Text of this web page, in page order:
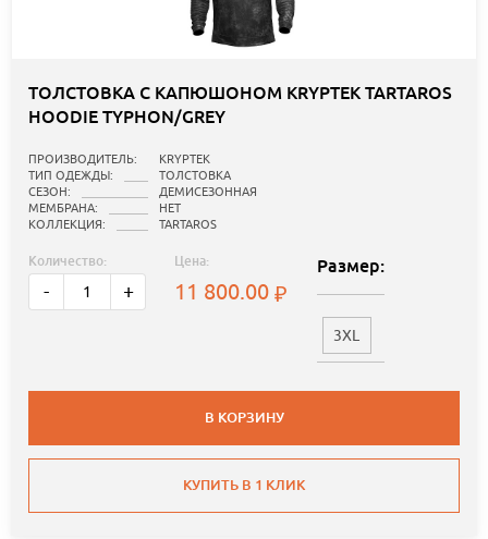
ТОЛСТОВКА С КАПЮШОНОМ KRYPTEK TARTAROS
HOODIE TYPHON/GREY
ПРОИЗВОДИТЕЛЬ:
KRYPTEK
ТИП ОДЕЖДЫ:
ТОЛСТОВКА
СЕЗОН:
ДЕМИСЕЗОННАЯ
МЕМБРАНА:
НЕТ
КОЛЛЕКЦИЯ:
TARTAROS
Количество:
- +
Цена:
11 800.00
Размер:
3XL
В КОРЗИНУ
КУПИТЬ В 1 КЛИК